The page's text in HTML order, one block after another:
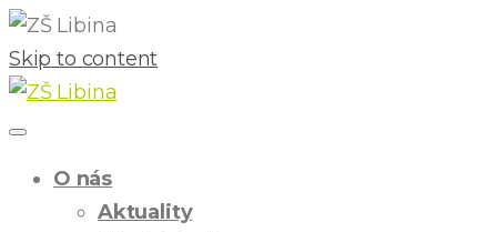
Skip to content
O nás
Aktuality